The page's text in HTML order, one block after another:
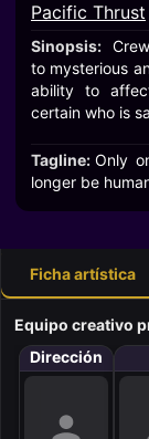
Pacific Thrust
Sinopsis:
to mysterious
ability to
certain who is
Tagline: Only
longer be
Ficha artística
Equipo creativo
Dirección